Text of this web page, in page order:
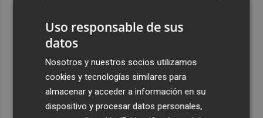
Uso responsable de sus
datos
Nosotros y nuestros socios utilizamos
cookies y tecnologías similares para
almacenar y acceder a información en su
dispositivo y procesar datos personales,